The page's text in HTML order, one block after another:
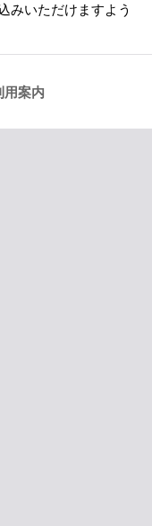
みいただけますよう
用案内